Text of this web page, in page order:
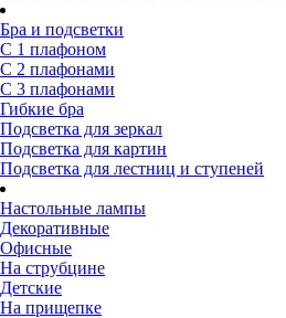
Бра и подсветки
С 1 плафоном
С 2 плафонами
С 3 плафонами
Гибкие бра
Подсветка для зеркал
Подсветка для картин
Подсветка для лестниц и ступеней
Настольные лампы
Декоративные
Офисные
На струбцине
Детские
На прищепке